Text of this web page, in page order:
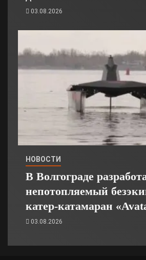
03.08.2026
НОВОСТИ
В Волгограде
непотопляемый
катер-катамаран
03.08.2026